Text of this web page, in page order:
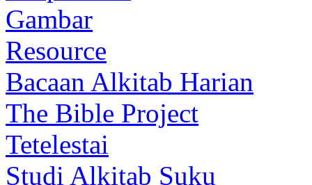
Gambar
Resource
Bacaan Alkitab Harian
The Bible Project
Tetelestai
Studi Alkitab Suku